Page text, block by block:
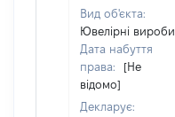
Вид об'єкта:
Ювелірні вироби
Дата набуття
права:
[Не
відомо]
Декларує: